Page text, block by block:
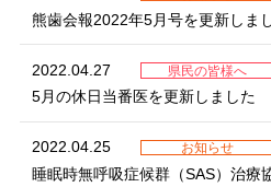
熊歯会報2022年5月号を更新しま
2022.04.27 県民の皆様へ
5月の休日当番医を更新しました
2022.04.25 お知らせ
睡眠時無呼吸症候群（SAS）治療